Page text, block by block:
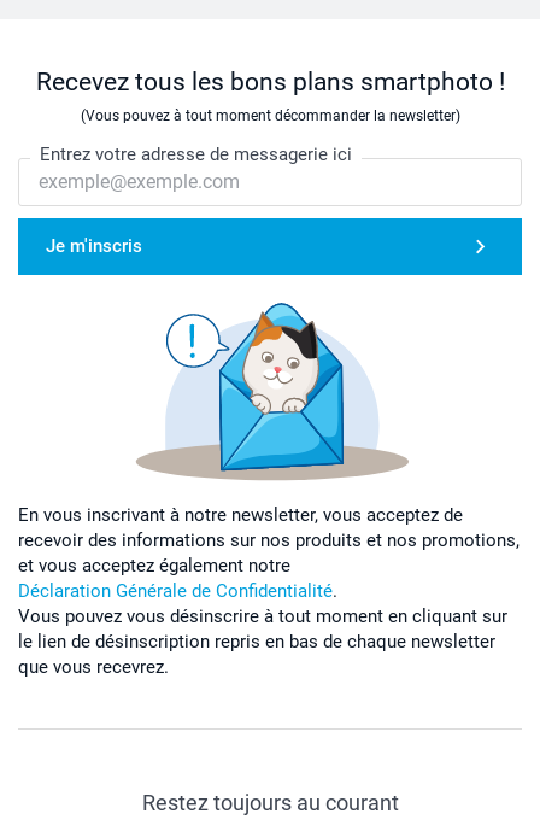
Recevez tous les bons plans smartphoto !
(Vous pouvez à tout moment décommander la newsletter)
Entrez votre adresse de messagerie ici
Je m'inscris
En vous inscrivant à notre newsletter, vous acceptez de
recevoir des informations sur nos produits et nos promotions,
et vous acceptez également notre
Déclaration Générale de Confidentialité.
Vous pouvez vous désinscrire à tout moment en cliquant sur
le lien de désinscription repris en bas de chaque newsletter
que vous recevrez.
Restez toujours au courant